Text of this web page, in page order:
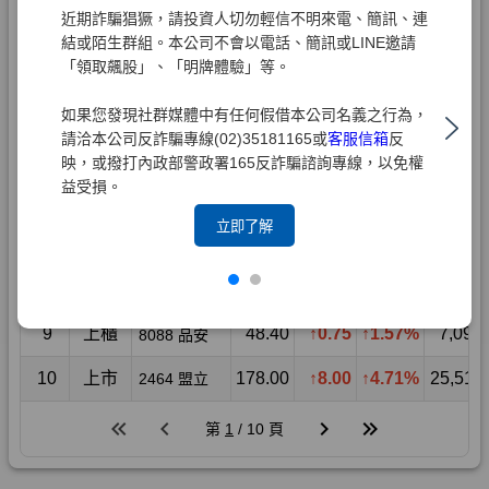
近期詐騙猖獗，請投資人切勿輕信不明來電、簡訊、連
結或陌生群組。本公司不會以電話、簡訊或LINE邀請
「領取飆股」、「明牌體驗」等。
如果您發現社群媒體中有任何假借本公司名義之行為，
請洽本公司反詐騙專線(02)35181165或客服信箱反
映，或撥打內政部警政署165反詐騙諮詢專線，以免權
益受損。
立即了解